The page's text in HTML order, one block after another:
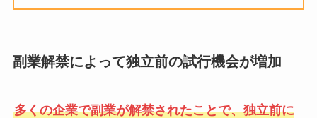
副業解禁によって独立前の試行機会が増加
多くの企業で副業が解禁されたことで、独立前に